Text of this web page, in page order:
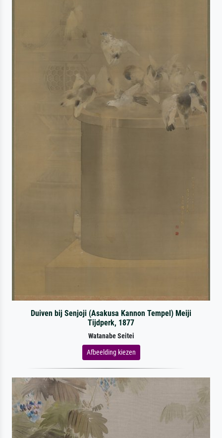
Duiven bij Senjoji (Asakusa Kannon Tempel) Meiji
Tijdperk, 1877
Watanabe Seitei
Afbeelding kiezen